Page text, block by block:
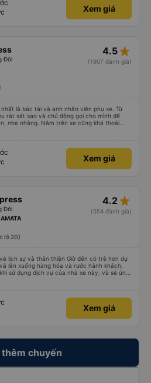
tốt. Mỗi giường đều có gối và chăn, và đủ
nằm thoải mái.
Xem giá
Đôi
4.5 star_rate
(1907 đánh giá)
là bác tài và anh nhân viên phụ xe. Từ
rát sát sao và chủ động gọi cho mình để
xe cũng khá thoải
Chuyến xe của mình hầu hết là các cô bác
xuống ở đây không có ma nào dám chở đâu
ngầm, dân chơi cỏ kẹo ke...) Và thế là
sáng sủa an toàn hơn. Một Chuyến
Xem giá
Đôi
4.2 star_rate
(554 đánh giá)
lộ 20)
lịch sự và thân thiện Giờ đến có trễ hơn dự
lên xuống hàng hóa và rước hành khách,
sử dụng dịch vụ của nhà xe này, và sẽ ủng
dụng dịch vụ của nhà xe này
Xem giá
thêm chuyến